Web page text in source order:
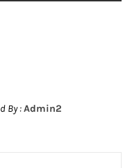
By :Admin2